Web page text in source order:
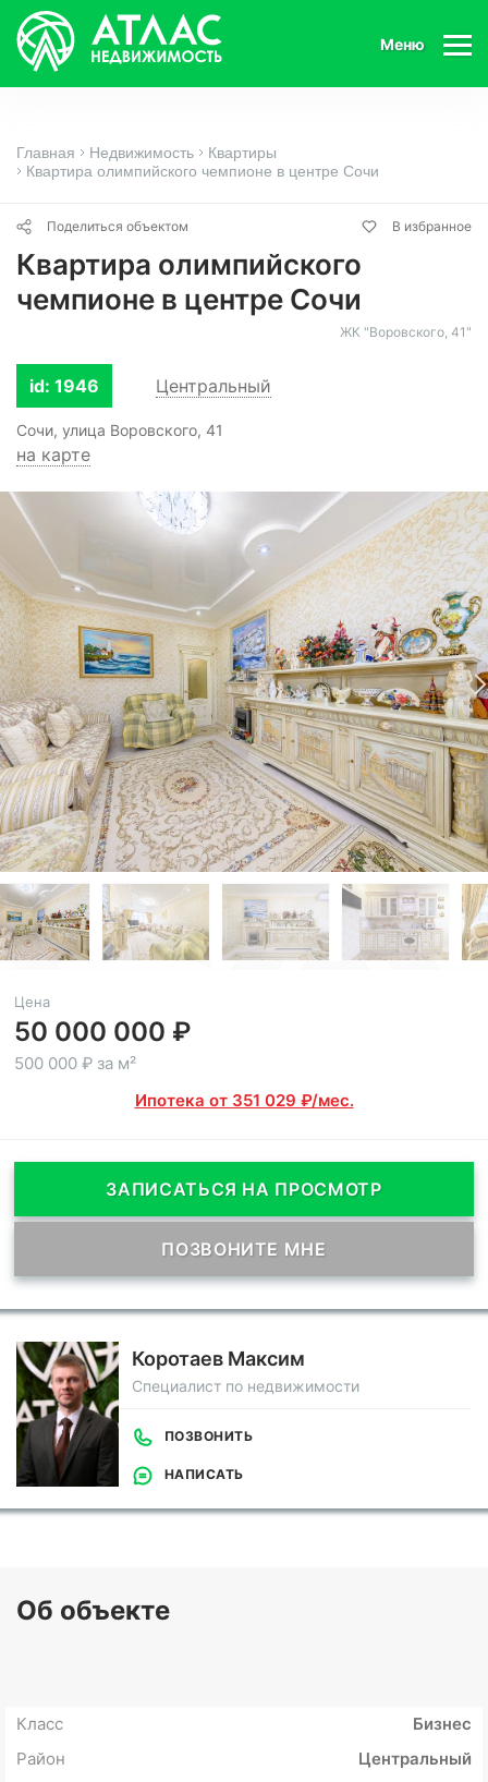
Меню
Главная Недвижимость
Квартиры
Квартира олимпийского чемпионе в центре Сочи
Поделиться объектом В избранное
Квартира олимпийского
чемпионе в центре Сочи
ЖК "Воровского, 41"
id: 1946 Центральный
Сочи, улица Воровского, 41
на карте
Цена
50 000 000 ₽
500 000 ₽ за м²
Ипотека от 351 029 ₽/мес.
ЗАПИСАТЬСЯ НА ПРОСМОТР
ПОЗВОНИТЕ МНЕ
Коротаев Максим
Специалист по недвижимости
ПОЗВОНИТЬ
НАПИСАТЬ
Об объекте
Класс
Бизнес
Район
Центральный